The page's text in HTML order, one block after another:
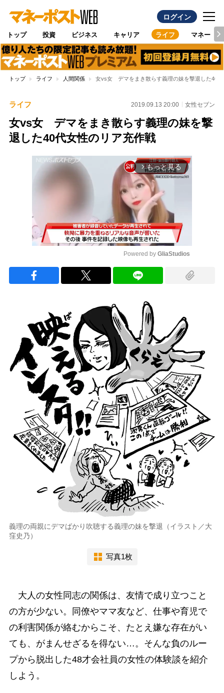
ログイン
トップ 投資 ビジネス キャリア ライフ マネー
トップ ライフ 人間関係 女vs女 デマをまき散らす義理の妹を撃退した40代
ライフ 2019.09.13 20:00 女性セブン
女vs女 デマをまき散らす義理の妹を撃
退した40代女性のリア充作戦
arrow_forward_ios もっと見る
Powered by GliaStudios
義理の両親にデマばかり吹聴する義理の妹を撃退（イラスト／大
窪史乃）
写真1枚
大人の女性同志の関係は、友情で成り立つこと
の方が少ない。同僚やママ友など、仕事や育児で
の利害関係が絡むからこそ、たとえ嫌な存在がい
ても、がまんせざるを得ない…。そんな負のルー
プから脱出した48才会社員の女性の体験談を紹介
しよう。